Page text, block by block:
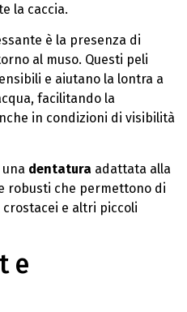
la caccia.
è la presenza di
al muso. Questi peli
e aiutano la lontra a
facilitando la
in condizioni di visibilità
dentatura adattata alla
robusti che permettono di
e altri piccoli
e